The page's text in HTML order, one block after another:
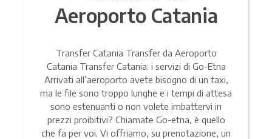
Aeroporto Catania
Transfer Catania Transfer da Aeroporto
Catania Transfer Catania: i servizi di Go-Etna
Arrivati all’aeroporto avete bisogno di un taxi,
ma le file sono troppo lunghe e i tempi di attesa
sono estenuanti o non volete imbattervi in
prezzi proibitivi? Chiamate Go-etna, è quello
che fa per voi. Vi offriamo, su prenotazione, un